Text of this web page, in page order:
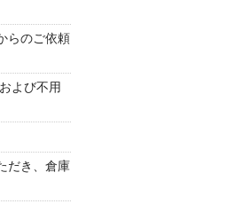
らのご依頼
よび不用
だき、倉庫